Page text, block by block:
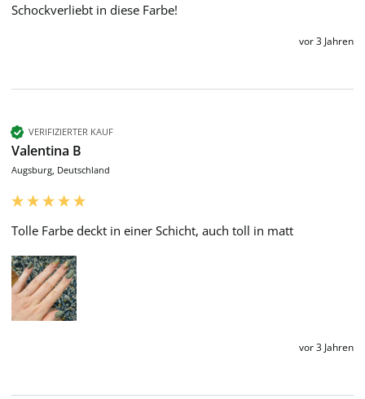
Schockverliebt in diese Farbe!
vor 3 Jahren
VERIFIZIERTER KAUF
Valentina B
Augsburg, Deutschland
Tolle Farbe deckt in einer Schicht, auch toll in matt
vor 3 Jahren